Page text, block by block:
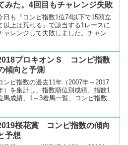
みた。4回目もチャレンジ失敗
日も『コンピ指数1位74以下で15頭立
以上は荒れる』で該当する1レースに
ャレンジして失敗しました。チャンス
1戦1敗 マイナス1500円 トータル
イナス1...
プロキオンＳ コンピ指数
傾向と予測
ンピ指数の過去11年（2007年～2017
）を集計し、指数順位別成績、指数1
馬成績、1～3着馬一覧、コンピ指数一
数順位1位は複勝率100％と信頼度が高
です。ま...
桜花賞 コンピ指数の傾向
予想